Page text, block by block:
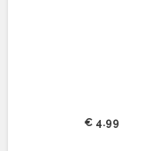
€ 4.99